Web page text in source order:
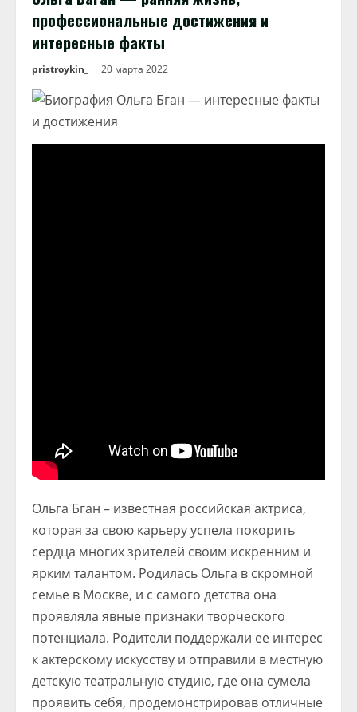
профессиональные достижения и
интересные факты
pristroykin_ 20 марта 2022
Ольга Бган – известная российская актриса,
которая за свою карьеру успела покорить
сердца многих зрителей своим искренним и
ярким талантом. Родилась Ольга в скромной
семье в Москве, и с самого детства она
проявляла явные признаки творческого
потенциала. Родители поддержали ее интерес
к актерскому искусству и отправили в местную
детскую театральную студию, где она сумела
проявить себя, продемонстрировав отличные